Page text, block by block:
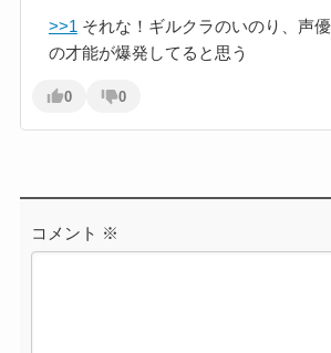
>>1 それな！ギルクラのいのり、声
の才能が爆発してると思う
0 0
コメント ※